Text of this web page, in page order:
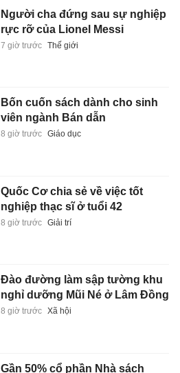
Người cha đứng sau sự nghiệp
rực rỡ của Lionel Messi
7 giờ trước Thế giới
Bốn cuốn sách dành cho sinh
viên ngành Bán dẫn
8 giờ trước Giáo dục
Quốc Cơ chia sẻ về việc tốt
nghiệp thạc sĩ ở tuổi 42
8 giờ trước Giải trí
Đào đường làm sập tường khu
nghỉ dưỡng Mũi Né ở Lâm Đồng
8 giờ trước Xã hội
Gần 50% cổ phần Nhà sách